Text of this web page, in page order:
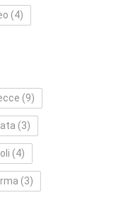
(4)
(9)
(3)
(4)
(3)